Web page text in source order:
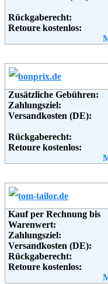
Telefon:
Fax:
Weiterführende
Informationen:
Rückgaberecht:
Retoure kostenlos:
Weitere
Adresse:
Telefon:
Fax:
Weiterführende
Informationen:
Zusätzliche Gebühren:
Zahlungsziel:
Versandkosten (DE):
Rückgaberecht:
Retoure kostenlos:
Weitere
Adresse:
Telefon:
Fax:
Kauf per Rechnung bis
Warenwert:
Zahlungsziel:
Versandkosten (DE):
Rückgaberecht:
Retoure kostenlos: